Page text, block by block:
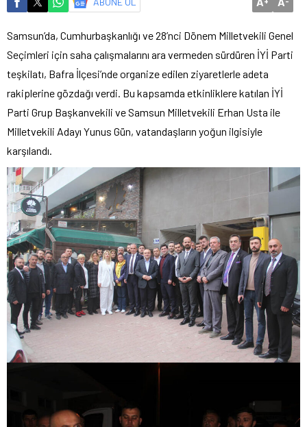
Samsun’da, Cumhurbaşkanlığı ve 28’nci Dönem Milletvekili Genel
Seçimleri için saha çalışmalarını ara vermeden sürdüren İYİ Parti
teşkilatı, Bafra İlçesi’nde organize edilen ziyaretlerle adeta
rakiplerine gözdağı verdi. Bu kapsamda etkinliklere katılan İYİ
Parti Grup Başkanvekili ve Samsun Milletvekili Erhan Usta ile
Milletvekili Adayı Yunus Gün, vatandaşların yoğun ilgisiyle
karşılandı.